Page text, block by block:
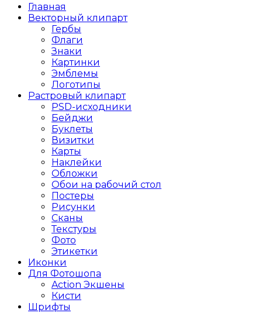
Главная
Векторный клипарт
Гербы
Флаги
Знаки
Картинки
Эмблемы
Логотипы
Растровый клипарт
PSD-исходники
Бейджи
Буклеты
Визитки
Карты
Наклейки
Обложки
Обои на рабочий стол
Постеры
Рисунки
Сканы
Текстуры
Фото
Этикетки
Иконки
Для Фотошопа
Action Экшены
Кисти
Шрифты